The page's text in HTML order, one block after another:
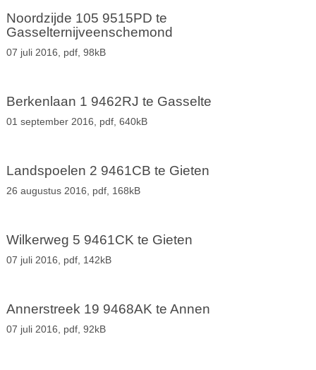
Noordzijde 105 9515PD te
Gasselternijveenschemond
07 juli 2016, pdf, 98kB
Berkenlaan 1 9462RJ te Gasselte
01 september 2016, pdf, 640kB
Landspoelen 2 9461CB te Gieten
26 augustus 2016, pdf, 168kB
Wilkerweg 5 9461CK te Gieten
07 juli 2016, pdf, 142kB
Annerstreek 19 9468AK te Annen
07 juli 2016, pdf, 92kB